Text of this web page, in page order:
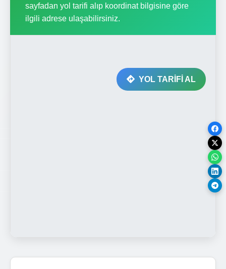
sayfadan yol tarifi alıp koordinat bilgisine göre
ilgili adrese ulaşabilirsiniz.
YOL TARİFİ AL